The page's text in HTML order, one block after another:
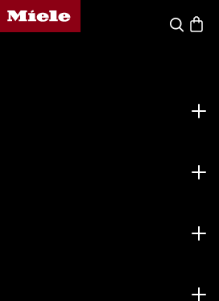
Homepage van Miele
Wat zoek